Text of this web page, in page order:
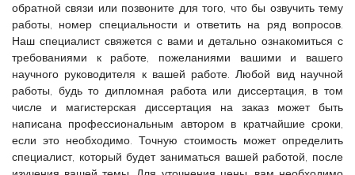
обратной связи или позвоните для того, что бы озвучить тему
работы, номер специальности и ответить на ряд вопросов.
Наш специалист свяжется с вами и детально ознакомиться с
требованиями к работе, пожеланиями вашими и вашего
научного руководителя к вашей работе. Любой вид научной
работы, будь то дипломная работа или диссертация, в том
числе и магистерская диссертация на заказ может быть
написана профессиональным автором в кратчайшие сроки,
если это необходимо. Точную стоимость может определить
специалист, который будет заниматься вашей работой, после